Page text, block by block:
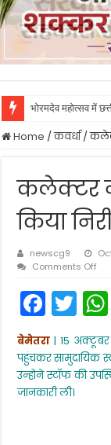
भोरमदेव महोत्सव में
भावना बोहरा ने
Home /कवर्धा/
कलेक्टर
किया
newscg9
Comments Off
ने
F
a
c
e
b
T
w
itt
er
बेमेतरा | 15
पहुंचकर सामुदायिक
उन्होने स्टाॅफ की
जानकारी ली।